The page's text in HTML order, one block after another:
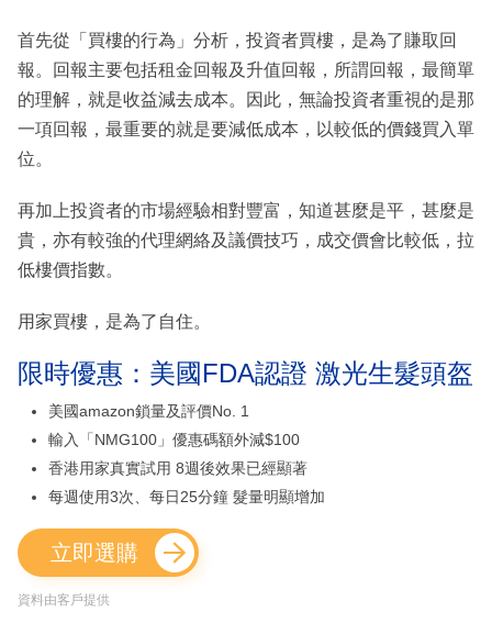
首先從「買樓的行為」分析，投資者買樓，是為了賺取回
報。回報主要包括租金回報及升值回報，所謂回報，最簡單
的理解，就是收益減去成本。因此，無論投資者重視的是那
一項回報，最重要的就是要減低成本，以較低的價錢買入單
位。
再加上投資者的市場經驗相對豐富，知道甚麼是平，甚麼是
貴，亦有較強的代理網絡及議價技巧，成交價會比較低，拉
低樓價指數。
用家買樓，是為了自住。
限時優惠：美國FDA認證 激光生髮頭盔
美國amazon鎖量及評價No. 1
輸入「NMG100」優惠碼額外減$100
香港用家真實試用 8週後效果已經顯著
每週使用3次、每日25分鐘 髮量明顯增加
立即選購
資料由客戶提供